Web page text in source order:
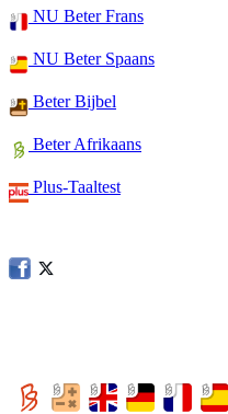
NU Beter Frans
NU Beter Spaans
Beter Bijbel
Beter Afrikaans
Plus-Taaltest